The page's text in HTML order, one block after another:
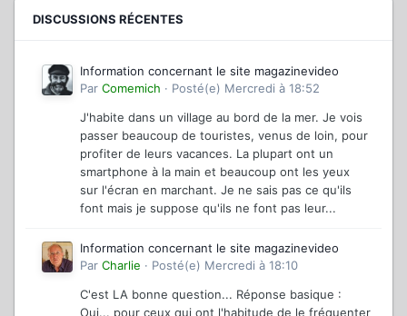
DISCUSSIONS RÉCENTES
Information concernant le site magazinevideo
Par Comemich · Posté(e) Mercredi à 18:52
J'habite dans un village au bord de la mer. Je vois
passer beaucoup de touristes, venus de loin, pour
profiter de leurs vacances. La plupart ont un
smartphone à la main et beaucoup ont les yeux
sur l'écran en marchant. Je ne sais pas ce qu'ils
font mais je suppose qu'ils ne font pas leur...
Information concernant le site magazinevideo
Par Charlie · Posté(e) Mercredi à 18:10
C'est LA bonne question... Réponse basique :
Oui... pour ceux qui ont l'habitude de le fréquenter